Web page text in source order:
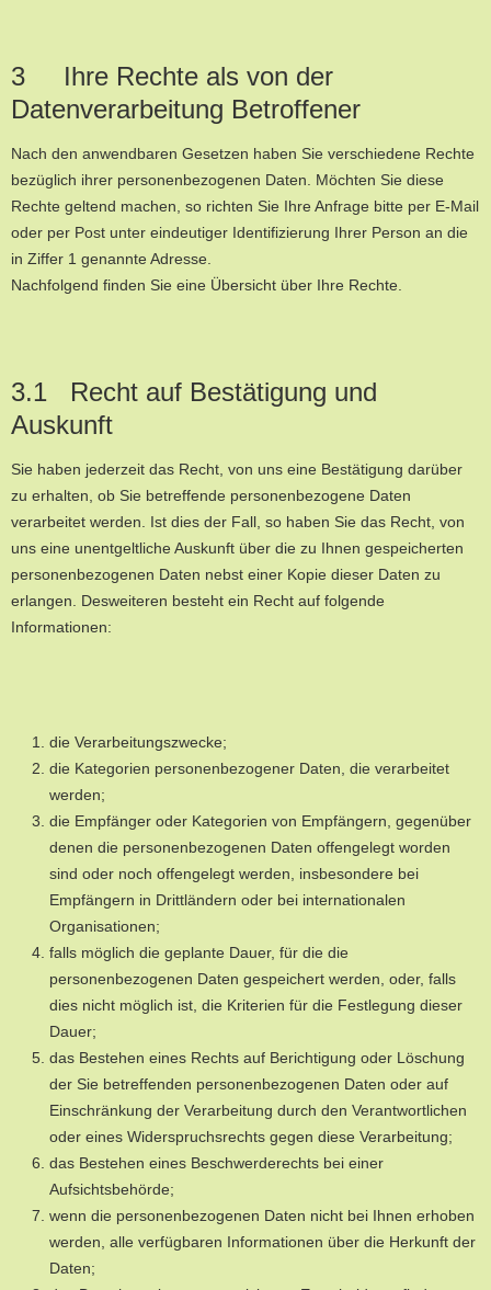
3 Ihre Rechte als von der
Datenverarbeitung Betroffener
Nach den anwendbaren Gesetzen haben Sie verschiedene Rechte
bezüglich ihrer personenbezogenen Daten. Möchten Sie diese
Rechte geltend machen, so richten Sie Ihre Anfrage bitte per E-Mail
oder per Post unter eindeutiger Identifizierung Ihrer Person an die
in Ziffer 1 genannte Adresse.
Nachfolgend finden Sie eine Übersicht über Ihre Rechte.
3.1 Recht auf Bestätigung und
Auskunft
Sie haben jederzeit das Recht, von uns eine Bestätigung darüber
zu erhalten, ob Sie betreffende personenbezogene Daten
verarbeitet werden. Ist dies der Fall, so haben Sie das Recht, von
uns eine unentgeltliche Auskunft über die zu Ihnen gespeicherten
personenbezogenen Daten nebst einer Kopie dieser Daten zu
erlangen. Desweiteren besteht ein Recht auf folgende
Informationen:
die Verarbeitungszwecke;
die Kategorien personenbezogener Daten, die verarbeitet
werden;
die Empfänger oder Kategorien von Empfängern, gegenüber
denen die personenbezogenen Daten offengelegt worden
sind oder noch offengelegt werden, insbesondere bei
Empfängern in Drittländern oder bei internationalen
Organisationen;
falls möglich die geplante Dauer, für die die
personenbezogenen Daten gespeichert werden, oder, falls
dies nicht möglich ist, die Kriterien für die Festlegung dieser
Dauer;
das Bestehen eines Rechts auf Berichtigung oder Löschung
der Sie betreffenden personenbezogenen Daten oder auf
Einschränkung der Verarbeitung durch den Verantwortlichen
oder eines Widerspruchsrechts gegen diese Verarbeitung;
das Bestehen eines Beschwerderechts bei einer
Aufsichtsbehörde;
wenn die personenbezogenen Daten nicht bei Ihnen erhoben
werden, alle verfügbaren Informationen über die Herkunft der
Daten;